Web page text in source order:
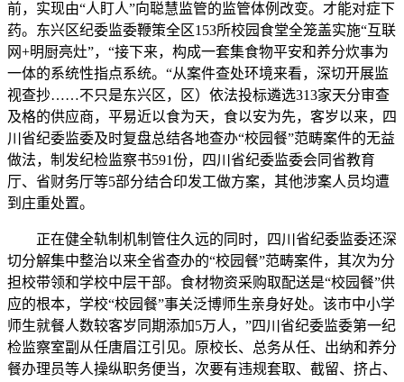
前，实现由“人盯人”向聪慧监管的监管体例改变。才能对症下
药。东兴区纪委监委鞭策全区153所校园食堂全笼盖实施“互联
网+明厨亮灶”，“接下来，构成一套集食物平安和养分炊事为
一体的系统性指点系统。“从案件查处环境来看，深切开展监
视查抄……不只是东兴区，区）依法投标遴选313家天分审查
及格的供应商，平易近以食为天，食以安为先，客岁以来，四
川省纪委监委及时复盘总结各地查办“校园餐”范畴案件的无益
做法，制发纪检监察书591份，四川省纪委监委会同省教育
厅、省财务厅等5部分结合印发工做方案，其他涉案人员均遭
到庄重处置。
正在健全轨制机制管住久远的同时，四川省纪委监委还深
切分解集中整治以来全省查办的“校园餐”范畴案件，其次为分
担校带领和学校中层干部。食材物资采购取配送是“校园餐”供
应的根本，学校“校园餐”事关泛博师生亲身好处。该市中小学
师生就餐人数较客岁同期添加5万人，”四川省纪委监委第一纪
检监察室副从任唐眉江引见。原校长、总务从任、出纳和养分
餐办理员等人操纵职务便当，次要有违规套取、截留、挤占、